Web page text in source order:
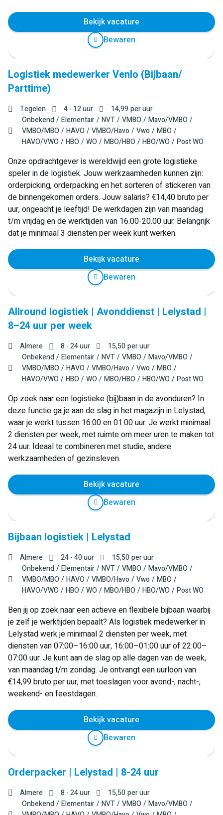
Bekijk vacature
Bewaren
Logistiek medewerker Venlo (Bijbaan/
Parttime)
Tegelen 4 - 12 uur 14,99per uur
Onbekend
Elementair NVT VMBO
Mavo/VMBO
VMBO/MBO
HAVO VMBO/Havo Vwo
MBO
HAVO/VWO
HBO WO MBO/HBO HBO/WO Post WO
Onze opdrachtgever is wereldwijd een grote logistieke
speler in de logistiek. Jouw werkzaamheden kunnen zijn:
orderpicking, orderpacking en het sorteren of stickeren van
de binnengekomen orders. Jouw salaris? €14,40 bruto per
uur, ongeacht je leeftijd! De werkdagen zijn van maandag
t/m vrijdag en de werktijden van 16.00-20.00 uur. Belangrijk
dat je minimaal 3 diensten per week kunt werken.
Bekijk vacature
Bewaren
Allround logistiek | Avonddienst | Lelystad |
8–24 uur per week
Almere 8 - 24 uur 15,50per uur
Onbekend
Elementair NVT VMBO
Mavo/VMBO
VMBO/MBO
HAVO VMBO/Havo Vwo
MBO
HAVO/VWO
HBO WO MBO/HBO HBO/WO Post WO
Op zoek naar een logistieke (bij)baan in de avonduren? In
deze functie ga je aan de slag in het magazijn in Lelystad,
waar je werkt tussen 16:00 en 01:00 uur. Je werkt minimaal
2 diensten per week, met ruimte om meer uren te maken tot
24 uur. Ideaal te combineren met studie, andere
werkzaamheden of gezinsleven.
Bekijk vacature
Bewaren
Bijbaan logistiek | Lelystad
Almere 24 - 40 uur 15,50per uur
Onbekend
Elementair NVT VMBO
Mavo/VMBO
VMBO/MBO
HAVO VMBO/Havo Vwo
MBO
HAVO/VWO
HBO WO MBO/HBO HBO/WO Post WO
Ben jij op zoek naar een actieve en flexibele bijbaan waarbij
je zelf je werktijden bepaalt? Als logistiek medewerker in
Lelystad werk je minimaal 2 diensten per week, met
diensten van 07:00–16:00 uur, 16:00–01:00 uur of 22:00–
07:00 uur. Je kunt aan de slag op alle dagen van de week,
van maandag t/m zondag. Je ontvangt een uurloon van
€14,99 bruto per uur, met toeslagen voor avond-, nacht-,
weekend- en feestdagen.
Bekijk vacature
Bewaren
Orderpacker | Lelystad | 8-24 uur
Almere 8 - 24 uur 15,50per uur
Onbekend
Elementair NVT VMBO
Mavo/VMBO